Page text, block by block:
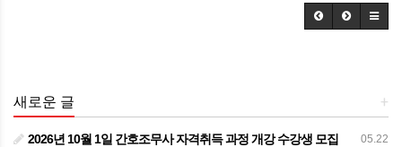
+
새로운 글
05.22
2026년 10월 1일 간호조무사 자격취득 과정 개강 수강생 모집